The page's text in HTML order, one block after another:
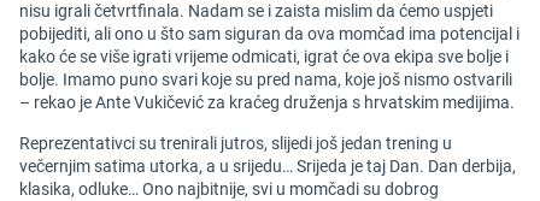
nisu igrali četvrtfinala. Nadam se i zaista mislim da ćemo uspjeti
pobijediti, ali ono u što sam siguran da ova momčad ima potencijal i
kako će se više igrati vrijeme odmicati, igrat će ova ekipa sve bolje i
bolje. Imamo puno svari koje su pred nama, koje još nismo ostvarili
– rekao je Ante Vukičević za kraćeg druženja s hrvatskim medijima.
Reprezentativci su trenirali jutros, slijedi još jedan trening u
večernjim satima utorka, a u srijedu… Srijeda je taj Dan. Dan derbija,
klasika, odluke… Ono najbitnije, svi u momčadi su dobrog